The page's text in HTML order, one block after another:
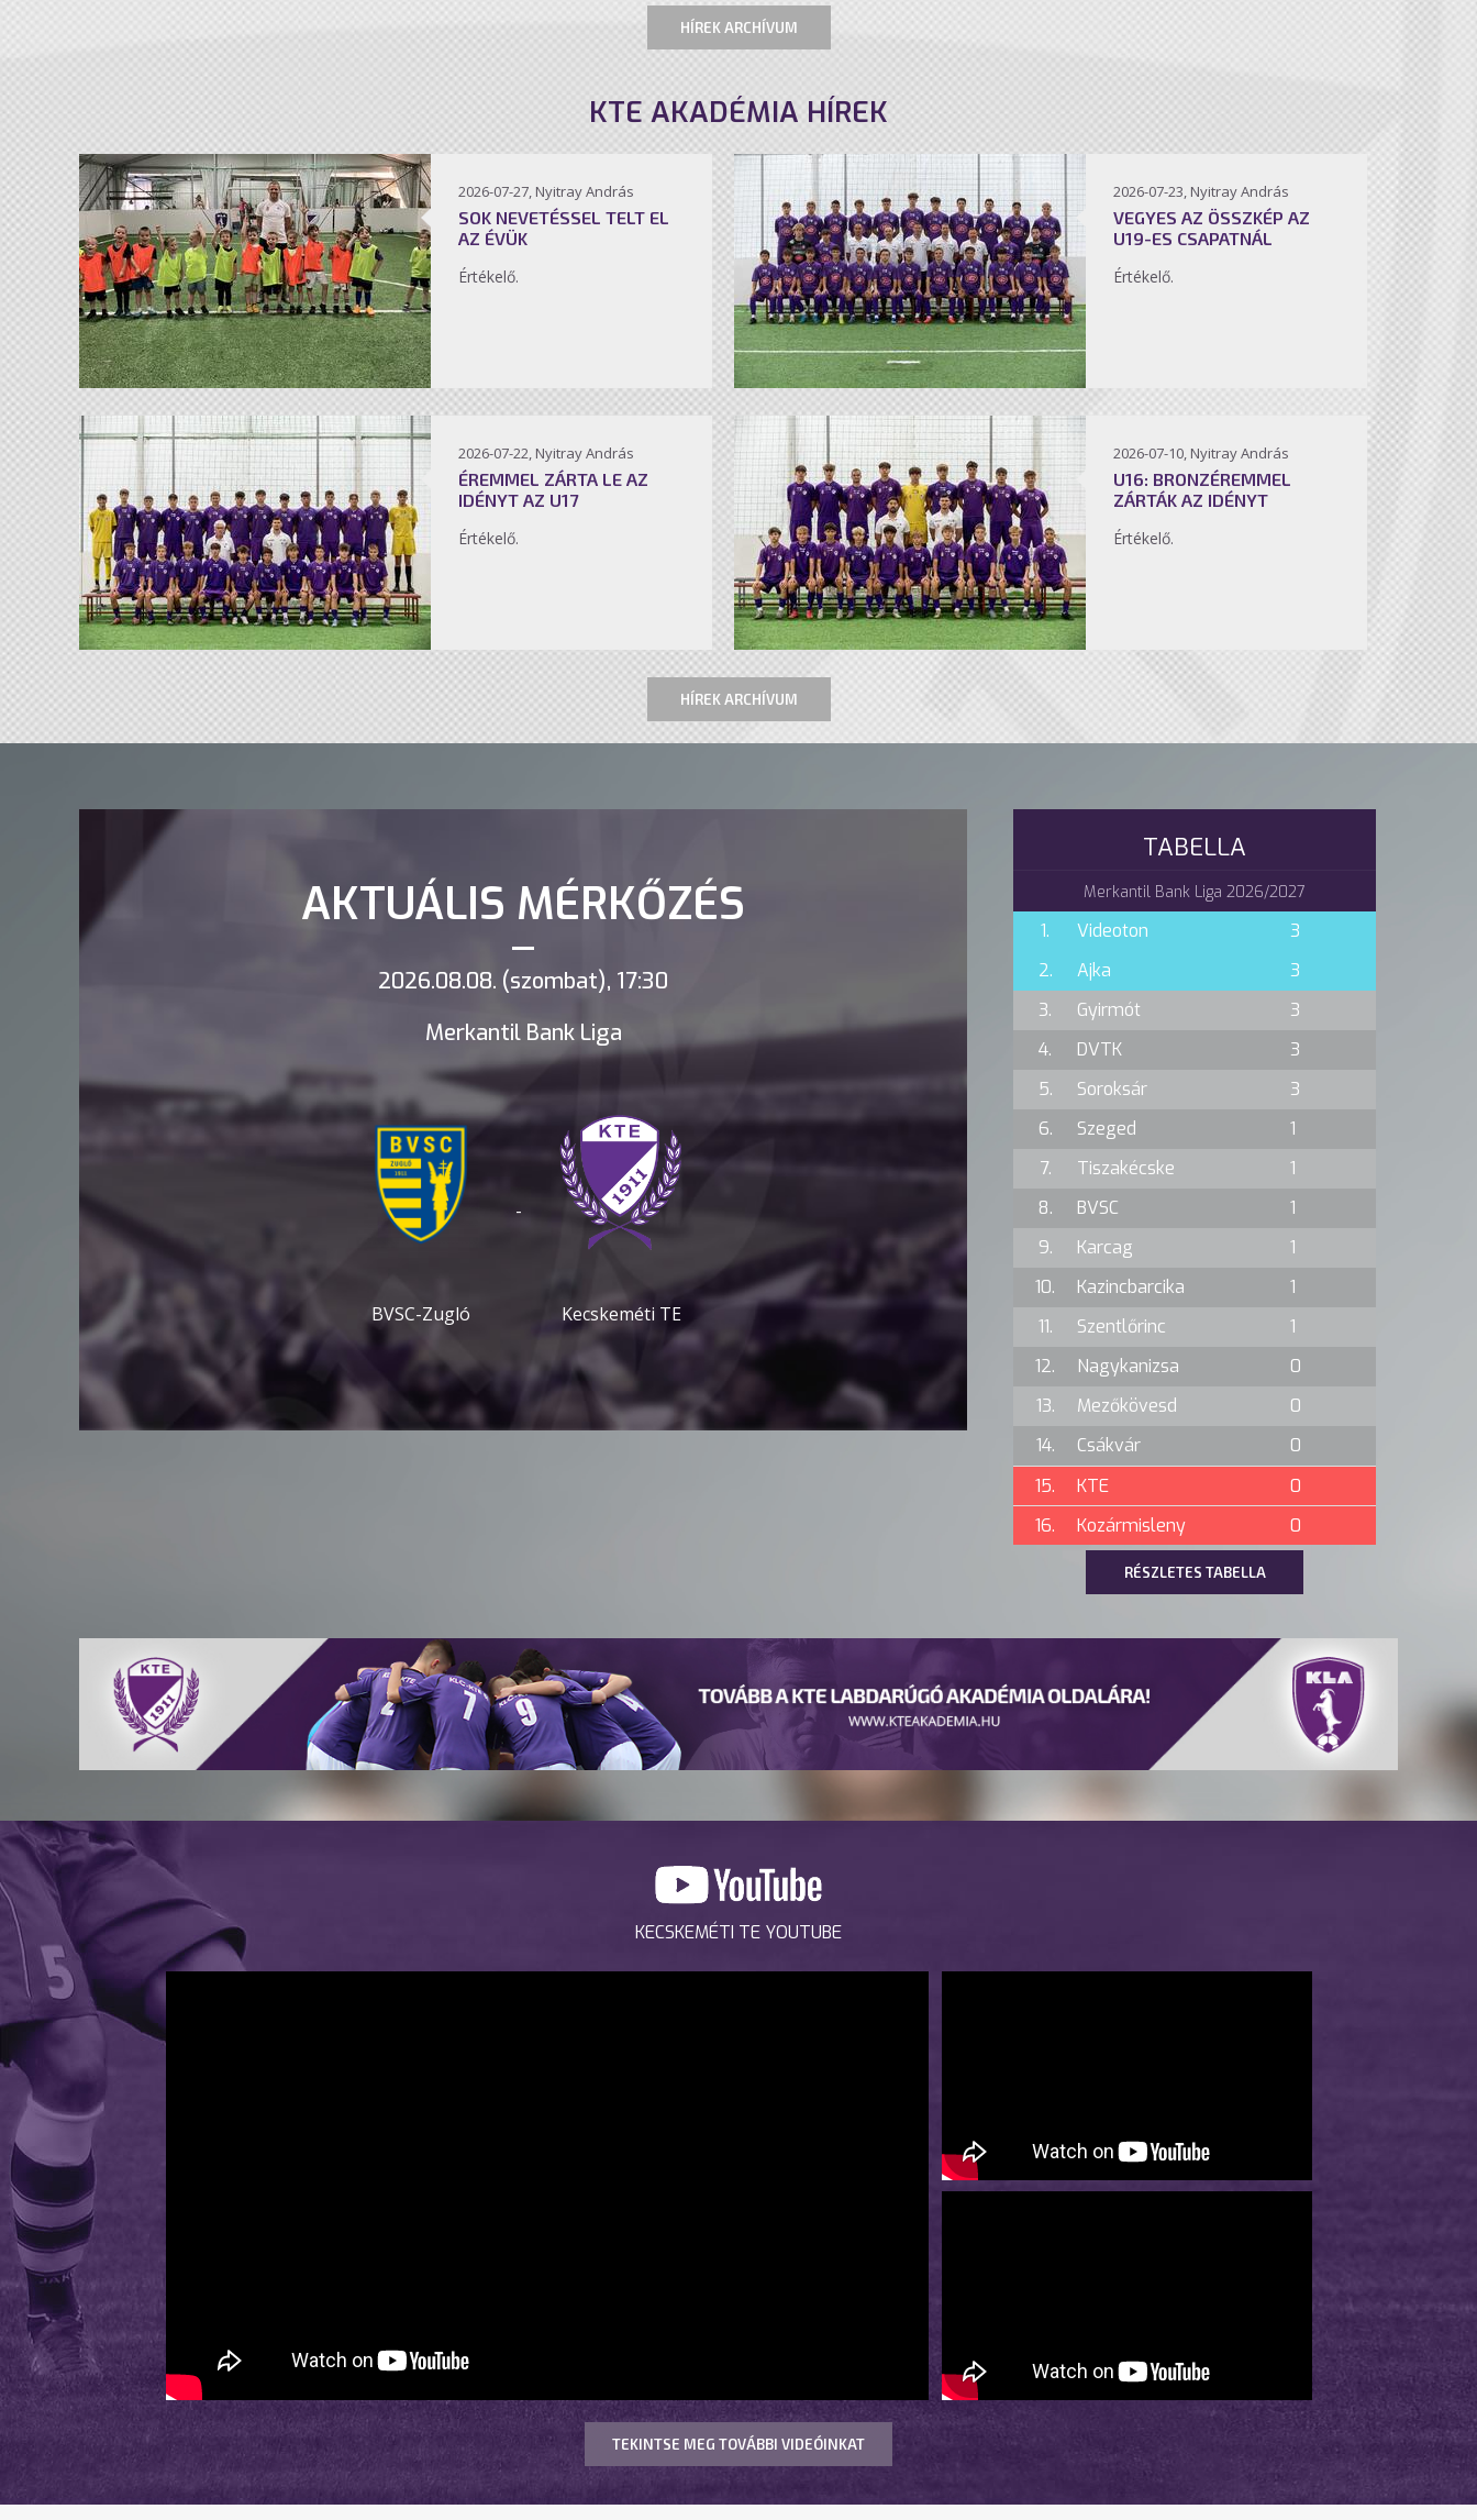
HÍREK ARCHÍVUM
KTE AKADÉMIA HÍREK
2026-07-27, Nyitray András
SOK NEVETÉSSEL TELT EL
AZ ÉVÜK
Értékelő.
2026-07-23, Nyitray András
VEGYES AZ ÖSSZKÉP AZ
U19-ES CSAPATNÁL
Értékelő.
2026-07-22, Nyitray András
ÉREMMEL ZÁRTA LE AZ
IDÉNYT AZ U17
Értékelő.
2026-07-10, Nyitray András
U16: BRONZÉREMMEL
ZÁRTÁK AZ IDÉNYT
Értékelő.
HÍREK ARCHÍVUM
AKTUÁLIS MÉRKŐZÉS
2026.08.08. (szombat), 17:30
Merkantil Bank Liga
BVSC-Zugló
-
Kecskeméti TE
TABELLA
Merkantil Bank Liga 2026/2027
1. Videoton
3
2.
Ajka
3
3.
Gyirmót
3
4.
DVTK
3
5.
Soroksár
3
6.
Szeged
1
7.
Tiszakécske
1
8.
BVSC
1
9.
Karcag
1
10.
Kazincbarcika
1
11.
Szentlőrinc
1
12.
Nagykanizsa
0
13.
Mezőkövesd
0
14.
Csákvár
0
15.
KTE
0
16.
Kozármisleny 0
RÉSZLETES TABELLA
KECSKEMÉTI TE YOUTUBE
TEKINTSE MEG TOVÁBBI VIDEÓINKAT